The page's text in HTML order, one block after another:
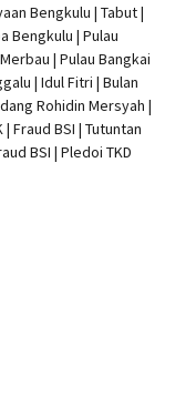
Bengkulu | Tabut |
Bengkulu |Pulau
| Pulau Bangkai
| Idul Fitri | Bulan
Rohidin Mersyah |
| Fraud BSI |Tutuntan
BSI |Pledoi TKD